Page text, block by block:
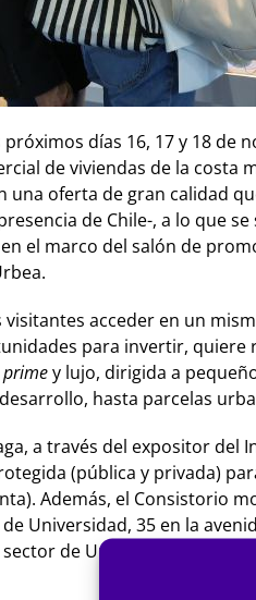
próximos días 16, 17 y 18 de
de viviendas de la
oferta de gran calidad
de Chile-, a lo que
el marco del salón de
acceder en un
para invertir,
primey lujo, dirigida a
hasta parcelas
a través del expositor del
(pública y privada)
Además, el Consistorio
Universidad, 35 en la
de Universidad